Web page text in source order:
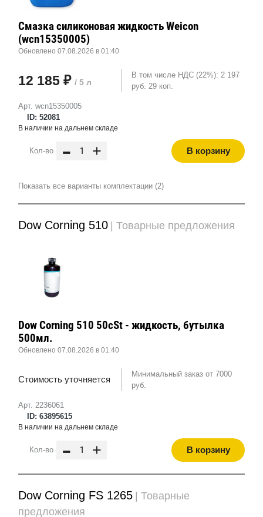
Арт. wcn15350005
ID: 52081
Смазка силиконовая жидкость Weicon
(wcn15350005)
Обновлено 07.08.2026 в 01:40
12 185 ₽ / 5 л
В том числе НДС (22%): 2 197
руб. 29 коп.
В наличии на дальнем складе
Кол-во - + В корзину
Показать все варианты комплектации (2)
Dow Corning 510 | Товарные предложения
Арт. 2236061
ID: 63895615
Dow Corning 510 50cSt - жидкость, бутылка
500мл.
Обновлено 07.08.2026 в 01:40
Стоимость уточняется
Минимальный заказ от 7000
руб.
В наличии на дальнем складе
Кол-во - + В корзину
Dow Corning FS 1265 | Товарные
предложения